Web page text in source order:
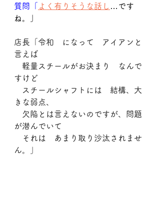
質問「 よく有りそうな話し
…です
ね。」
店長「令和　になって　アイアンと
言えば
軽量スチールがお決まり　なんで
すけど
スチールシャフトには　結構、大
きな弱点、
欠陥とは言えないのですが、問題
が潜んでいて
それは　あまり取り沙汰されませ
ん。」